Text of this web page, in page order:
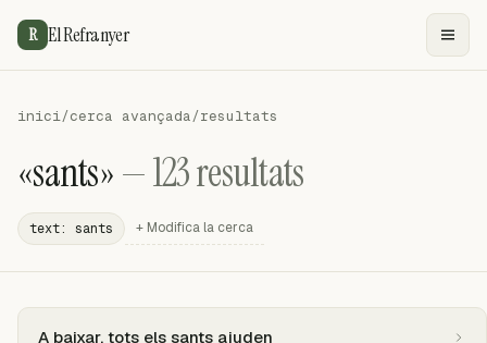
R El Refranyer
inici/cerca avançada/resultats
«sants»— 123 resultats
text: sants + Modifica la cerca
A baixar, tots els sants ajuden